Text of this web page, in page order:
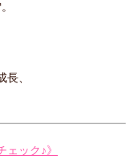
、
ェック♪》